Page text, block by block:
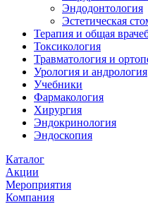
Эндодонтология
Эстетическая
Терапия и общая
Токсикология
Травматология и
Урология и андрология
Учебники
Фармакология
Хирургия
Эндокринология
Эндоскопия
Каталог
Акции
Мероприятия
Компания